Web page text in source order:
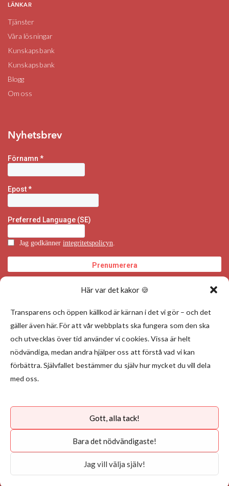
Här var det kakor 🍪
Transparens och öppen källkod är kärnan i det vi gör – och det
gäller även här. För att vår webbplats ska fungera som den ska
och utvecklas över tid använder vi cookies. Vissa är helt
nödvändiga, medan andra hjälper oss att förstå vad vi kan
förbättra. Självfallet bestämmer du själv hur mycket du vill dela
med oss.
Gott, alla tack!
Bara det nödvändigaste!
Jag vill välja själv!
LÄNKAR
Tjänster
Våra lösningar
Kunskapsbank
Kunskapsbank
Blogg
Om oss
Nyhetsbrev
Välj land
Integritetspolicy
Upphovsrätt 2026 Angry Creative Alla rättigheter reserverade